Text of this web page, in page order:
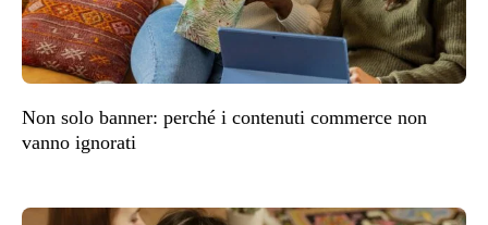
Non solo banner: perché i contenuti commerce non
vanno ignorati